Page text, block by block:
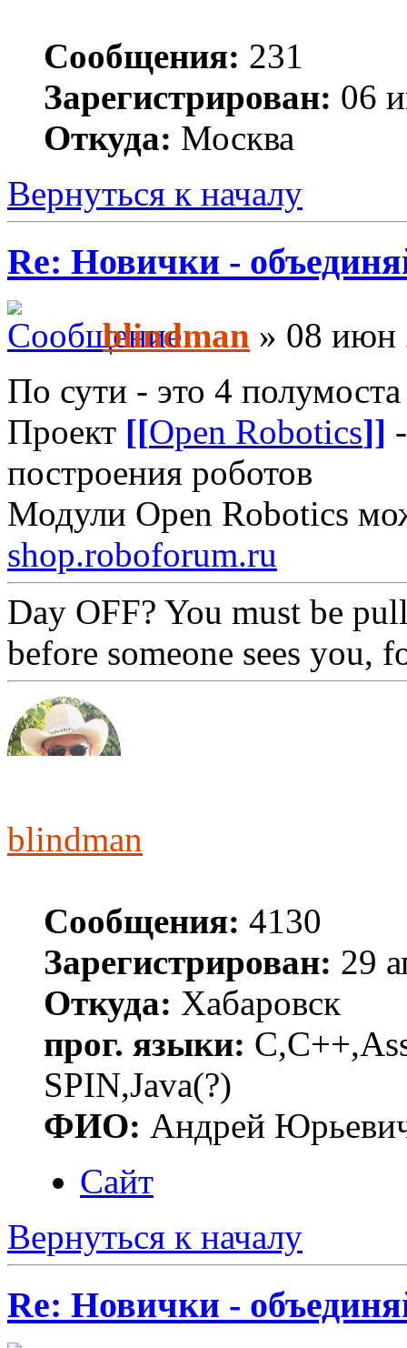
Сообщения: 231
Зарегистрирован: 06
Откуда: Москва
Вернуться к началу
Re: Новички -
blindman » 08 июн
По сути - это 4 полумоста
Проект [[Open Robotics]]
построения роботов
Модули Open Robotics
shop.roboforum.ru
Day OFF? You must be
before someone sees you,
blindman
Сообщения: 4130
Зарегистрирован: 29
Откуда: Хабаровск
прог. языки:
SPIN,Java(?)
ФИО: Андрей
Сайт
Вернуться к началу
Re: Новички -